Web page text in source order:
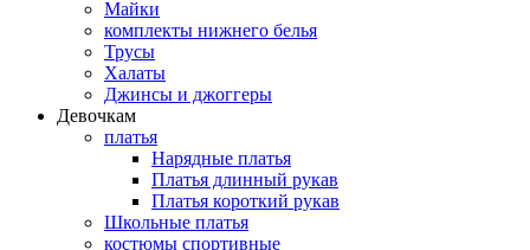
Майки
комплекты нижнего белья
Трусы
Халаты
Джинсы и джоггеры
Девочкам
платья
Нарядные платья
Платья длинный рукав
Платья короткий рукав
Школьные платья
костюмы спортивные